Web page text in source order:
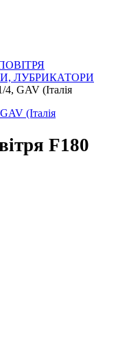
ЛУБРИКАТОРИ
4, GAV (Італія
F180